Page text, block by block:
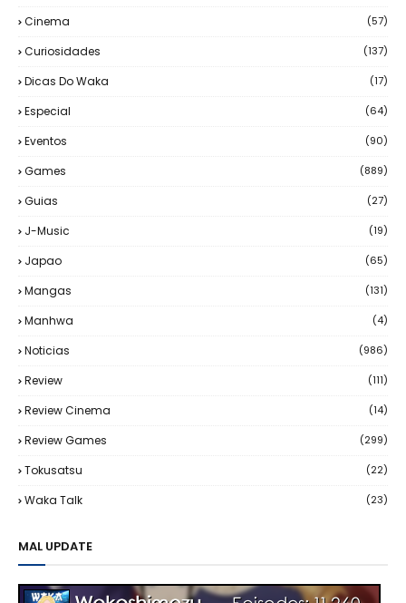
Cinema (57)
Curiosidades (137)
Dicas Do Waka (17)
Especial (64)
Eventos (90)
Games (889)
Guias (27)
J-Music (19)
Japao (65)
Mangas (131)
Manhwa (4)
Noticias (986)
Review (111)
Review Cinema (14)
Review Games (299)
Tokusatsu (22)
Waka Talk (23)
MAL UPDATE